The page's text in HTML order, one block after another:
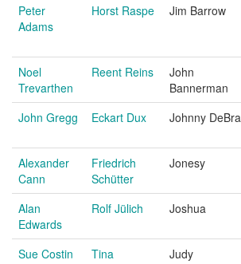
Peter
Adams
Horst Raspe Jim Barrow
Noel
Trevarthen
Reent Reins
John
Bannerman
John Gregg
Eckart Dux Johnny
Alexander
Cann
Friedrich
Schütter
Jonesy
Alan
Edwards
Rolf Jülich Joshua
Sue Costin
Tina
Judy